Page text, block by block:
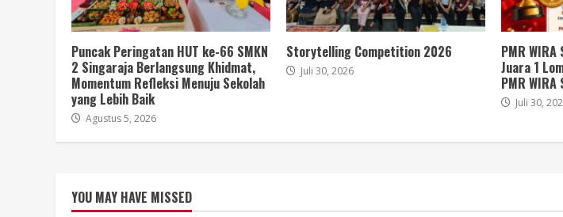
Puncak Peringatan HUT ke-66 SMKN
2 Singaraja Berlangsung Khidmat,
Momentum Refleksi Menuju Sekolah
yang Lebih Baik
Agustus 5, 2026
Storytelling Competition 2026
Juli 30, 2026
PMR
Juara 1
PMR WIRA
Juli 30,
YOU MAY HAVE MISSED